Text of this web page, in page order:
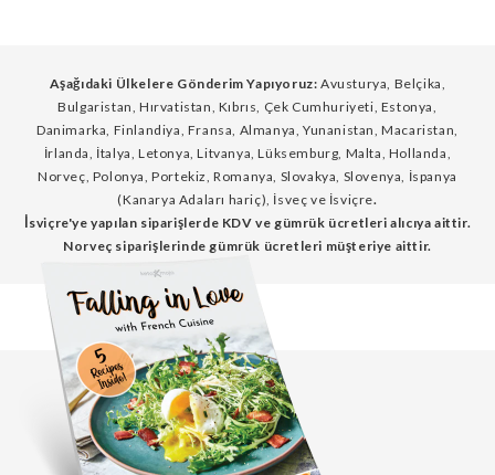
Aşağıdaki Ülkelere Gönderim Yapıyoruz: Avusturya, Belçika,
Bulgaristan, Hırvatistan, Kıbrıs, Çek Cumhuriyeti, Estonya,
Danimarka, Finlandiya, Fransa, Almanya, Yunanistan, Macaristan,
İrlanda, İtalya, Letonya, Litvanya, Lüksemburg, Malta, Hollanda,
Norveç, Polonya, Portekiz, Romanya, Slovakya, Slovenya, İspanya
(Kanarya Adaları hariç), İsveç ve İsviçre.
İsviçre'ye yapılan siparişlerde KDV ve gümrük ücretleri alıcıya aittir.
Norveç siparişlerinde gümrük ücretleri müşteriye aittir.